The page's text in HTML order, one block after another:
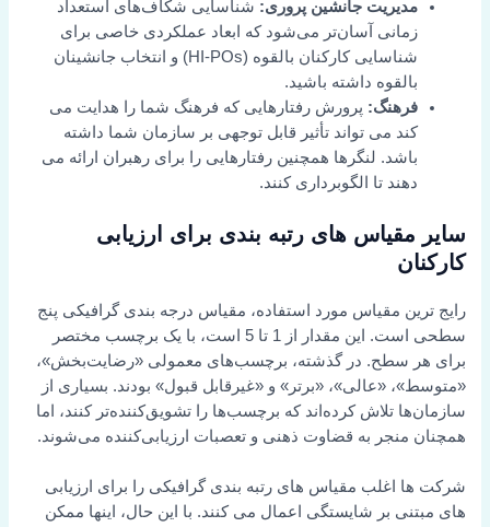
مدیریت جانشین پروری: شناسایی شکاف‌های استعداد
زمانی آسان‌تر می‌شود که ابعاد عملکردی خاصی برای
شناسایی کارکنان بالقوه (HI-POs) و انتخاب جانشینان
بالقوه داشته باشید.
فرهنگ: پرورش رفتارهایی که فرهنگ شما را هدایت می
کند می تواند تأثیر قابل توجهی بر سازمان شما داشته
باشد. لنگرها همچنین رفتارهایی را برای رهبران ارائه می
دهند تا الگوبرداری کنند.
سایر مقیاس های رتبه بندی برای ارزیابی
کارکنان
رایج ترین مقیاس مورد استفاده، مقیاس درجه بندی گرافیکی پنج
سطحی است. این مقدار از 1 تا 5 است، با یک برچسب مختصر
برای هر سطح. در گذشته، برچسب‌های معمولی «رضایت‌بخش»،
«متوسط»، «عالی»، «برتر» و «غیرقابل قبول» بودند. بسیاری از
سازمان‌ها تلاش کرده‌اند که برچسب‌ها را تشویق‌کننده‌تر کنند، اما
همچنان منجر به قضاوت ذهنی و تعصبات ارزیابی‌کننده می‌شوند.
شرکت ها اغلب مقیاس های رتبه بندی گرافیکی را برای ارزیابی
های مبتنی بر شایستگی اعمال می کنند. با این حال، اینها ممکن